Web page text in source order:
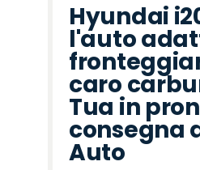
Hyundai
l'auto
caro
Tua in
consegna
Auto